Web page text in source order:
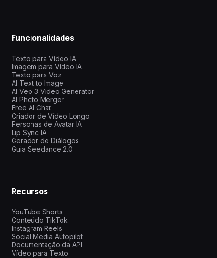
Funcionalidades
Texto para Vídeo IA
Imagem para Vídeo IA
Texto para Voz
AI Text to Image
AI Veo 3 Video Generator
AI Photo Merger
Free AI Chat
Criador de Vídeo Longo
Personas de Avatar IA
Lip Sync IA
Gerador de Diálogos
Guia Seedance 2.0
Recursos
YouTube Shorts
Conteúdo TikTok
Instagram Reels
Social Media Autopilot
Documentação da API
Vídeo para Texto